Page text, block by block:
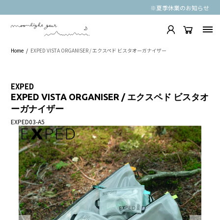
※夏季休業のお知らせ
Home EXPED VISTA ORGANISER / エクスペド ビスタオーガナイザー
EXPED
EXPED VISTA ORGANISER / エクスペド ビスタオ
ーガナイザー
EXPED03-A5